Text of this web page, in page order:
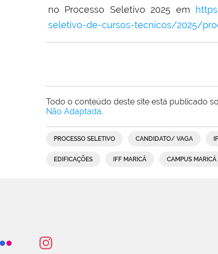
no Processo Seletivo 2025 em
seletivo-de-cursos-tecnicos/2025/
Todo o conteúdo deste site está publicado
Não Adaptada.
PROCESSO SELETIVO CANDIDATO/ VAGA
EDIFICAÇÕES IFF MARICÁ CAMPUS MARICÁ